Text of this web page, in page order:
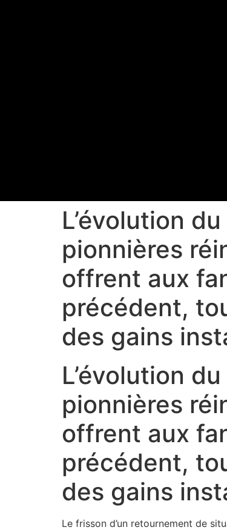
L’évolution
pionnières
offrent aux
précédent,
des gains
L’évolution
pionnières
offrent aux
précédent,
des gains
Le frisson d’un retournement de